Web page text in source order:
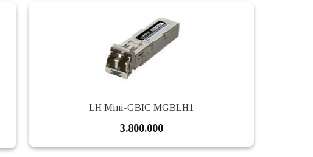
LH Mini-GBIC MGBLH1
3.800.000